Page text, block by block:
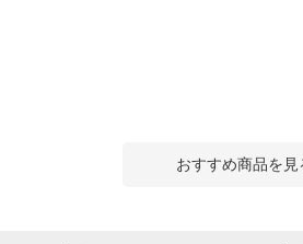
おすすめ商品を見